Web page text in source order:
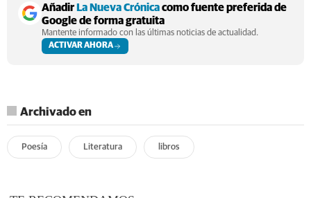
Añadir La Nueva Crónicacomo fuente preferida de
Google de forma gratuita
Mantente informado con las últimas noticias de actualidad.
ACTIVAR AHORA
Archivado en
Poesía Literatura libros